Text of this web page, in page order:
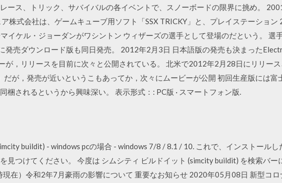
ース、トリック、サバイバルの各イベントで、スノーボードの限界に挑め。
株式会社は、ゲームキューブ用ソフト「SSX TRICKY」と、プレイステーション
イケル・ジョーダンがワシントン ウィザーズの選手として登場のだという。 選
発売ダウンロード版も同日発売。 2012年2月3日 日本語版の発売も決まった
が，リリースを目前に次々と公開されている。 北米で2012年2月28日にリリー
が，発売が近いというこもあってか，次々にムービーが公開 初回生産版には富
梱されるというから興味深い。 表示形式：: PC版 · スマートフォン版.
buildit) - windows pcの場合 - windows 7/8 / 8.1 / 10. これで、インストールし
見つけてください。 今度は シムシティ ビルドイット (simcity buildit) を検索バー
在）令和2年7月豪雨の影響について 重要なお知らせ 2020年05月08日 新型コロ